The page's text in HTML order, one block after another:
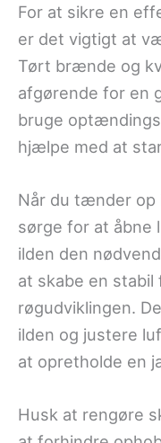
For at sikre en
er det vigtigt at
Tørt brænde og
afgørende for en
bruge
hjælpe med at
Når du tænder op
sørge for at åbne
ilden den
at skabe en stabil
røgudviklingen.
ilden og justere
at opretholde en
Husk at rengøre